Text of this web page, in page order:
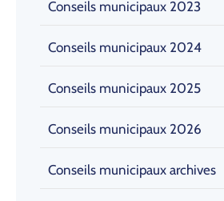
Conseils municipaux 2023
Conseils municipaux 2024
Conseils municipaux 2025
Conseils municipaux 2026
Conseils municipaux archives